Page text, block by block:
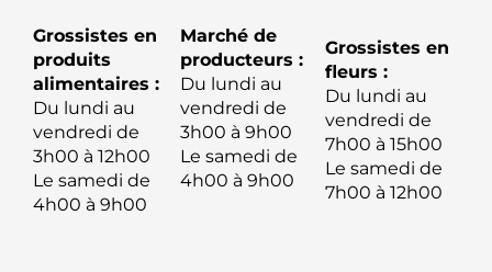
Grossistes en
produits
alimentaires :
Du lundi au
vendredi de
3h00 à 12h00
Le samedi de
4h00 à 9h00
Marché de
producteurs :
Du lundi au
vendredi de
3h00 à 9h00
Le samedi de
4h00 à 9h00
Grossistes en
fleurs :
Du lundi au
vendredi de
7h00 à 15h00
Le samedi de
7h00 à 12h00